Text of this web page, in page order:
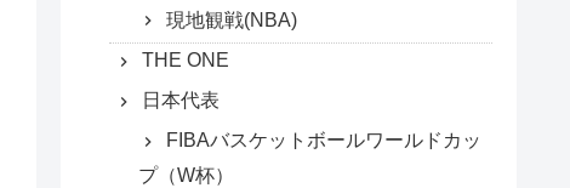
現地観戦(NBA)
THE ONE
日本代表
FIBAバスケットボールワールドカッ
プ（W杯）